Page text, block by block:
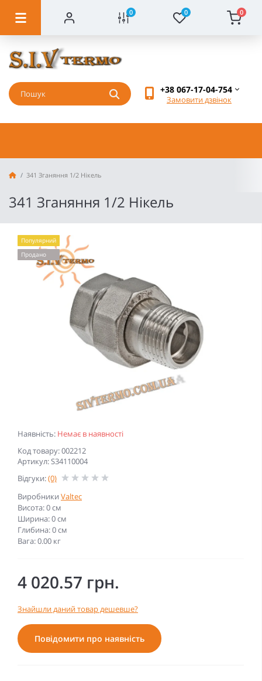
0 0 0
+38 067-17-04-754
Замовити дзвінок
341 Зганяння 1/2 Нікель
341 Зганяння 1/2 Нікель
Наявність: Немає в наявності
Код товару: 002212
Артикул: S34110004
Відгуки:(0)
Виробники Valtec
Висота: 0 см
Ширина: 0 см
Глибина: 0 см
Вага: 0.00 кг
Популярний
Продано
4 020.57 грн.
Знайшли даний товар дешевше?
Повідомити про наявність